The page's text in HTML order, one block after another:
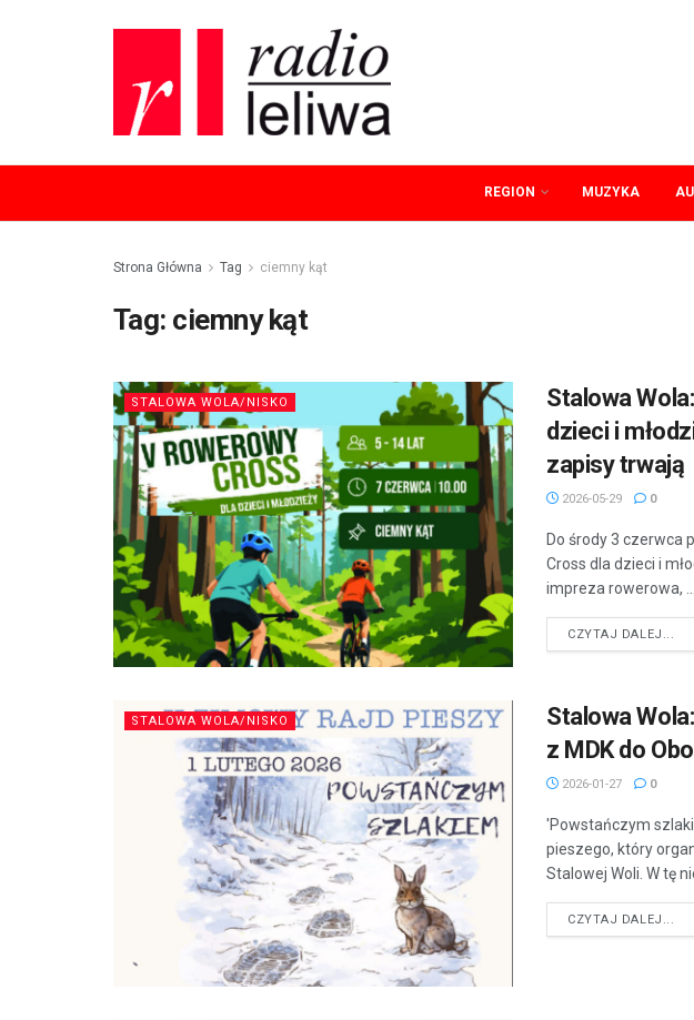
REGION MUZYKA
Strona Główna Tag ciemny kąt
Tag: ciemny kąt
STALOWA WOLA/NISKO
Stalowa
dzieci i
zapisy trwają
2026-05-29 0
Do środy 3 czerwca
Cross dla dzieci i
impreza rowerowa, ...
CZYTAJ DALEJ...
STALOWA WOLA/NISKO
Stalowa
z MDK do
2026-01-27 0
'Powstańczym
pieszego, który
Stalowej Woli. W tę
CZYTAJ DALEJ...